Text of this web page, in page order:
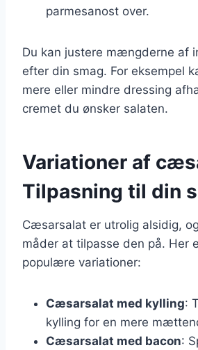
parmesanost over.
Du kan justere mængderne af
efter din smag. For eksempel
mere eller mindre dressing
cremet du ønsker salaten.
Variationer af
Tilpasning til din
Cæsarsalat er utrolig alsidig,
måder at tilpasse den på. Her
populære variationer:
Cæsarsalat med kylling:
kylling for en mere
Cæsarsalat med bacon: